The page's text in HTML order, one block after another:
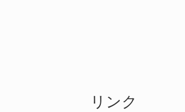
リンク